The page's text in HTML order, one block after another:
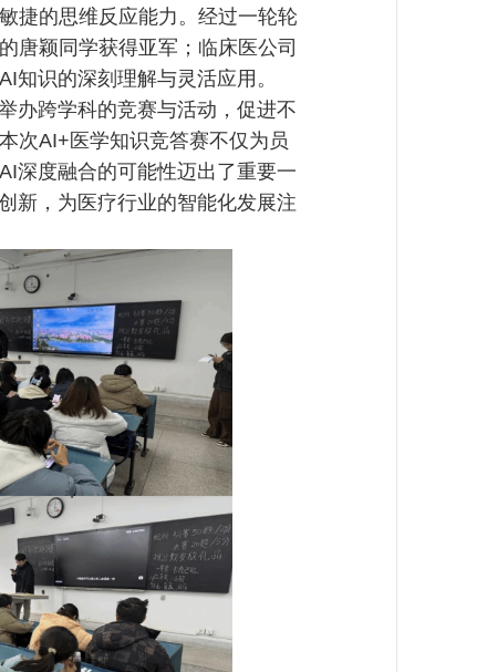
捷的思维反应能力。经过一轮轮
唐颖同学获得亚军；临床医公司
知识的深刻理解与灵活应用。
办跨学科的竞赛与活动，促进不
次AI+医学知识竞答赛不仅为员
深度融合的可能性迈出了重要一
新，为医疗行业的智能化发展注